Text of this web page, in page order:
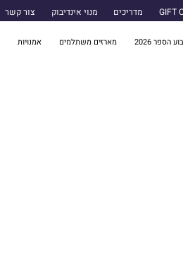
GIFT מדריכים מנוי אינדיבוק צור קשר
הספר 2026 מארזים משתלמים אמנויות